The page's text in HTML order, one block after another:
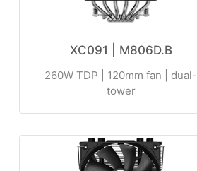
XC091 | M806D.B
260W TDP | 120mm fan | dual-
tower